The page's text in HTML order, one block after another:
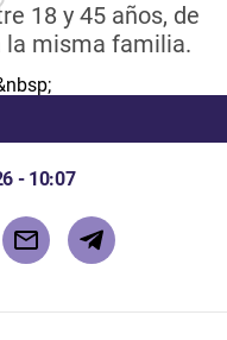
18 y 45 años, de
la misma familia.
- 10:07